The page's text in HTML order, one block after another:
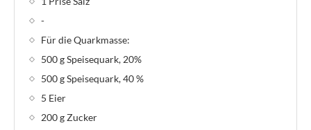
-
Für die Quarkmasse:
500 g Speisequark, 20%
500 g Speisequark, 40 %
5 Eier
200 g Zucker